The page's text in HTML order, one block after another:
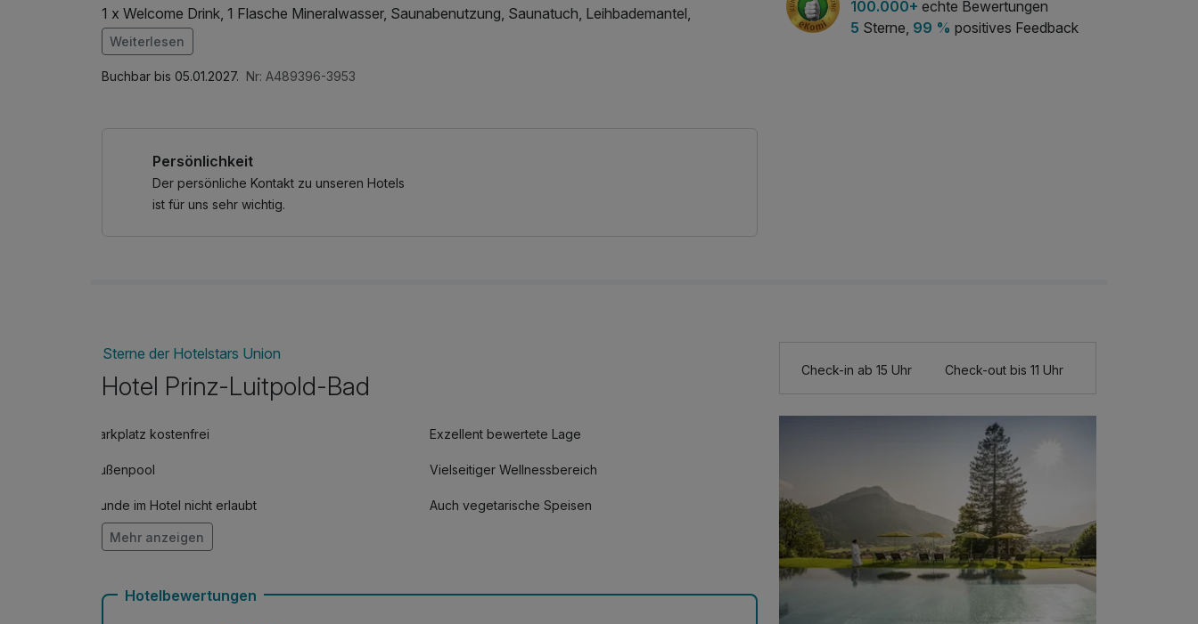
1 x Welcome Drink, 1 Flasche Mineralwasser, Saunabenutzung, Saunatuch, Leihbademantel,
Parkplatz, 1 x kleines Abschiedsgeschenk, Nutzung des Fitnessbereichs, Nutzung des
Wellnessbereichs, W-LAN Nutzung / Internetnutzung, kostenfreie Nutzung öffentl. Nahverkehr,
Badetasche mit Bademantel und -tücher
Weiterlesen
Buchbar bis 05.01.2027. Nr: A489396-3953
Persönlichkeit
Der persönliche Kontakt zu unseren Hotels
ist für uns sehr wichtig.
100.000+ echte Bewertungen
5 Sterne, 99 % positives Feedback
Sterne der Hotelstars Union
Hotel Prinz-Luitpold-Bad
Parkplatz kostenfrei Exzellent bewertete Lage
Außenpool Vielseitiger Wellnessbereich
Hunde im Hotel nicht erlaubt Auch vegetarische Speisen
Fitnessgeräte stehen bereit
Mehr anzeigen
Hotelbewertungen
Check-in ab 15 Uhr Check-out bis 11 Uhr